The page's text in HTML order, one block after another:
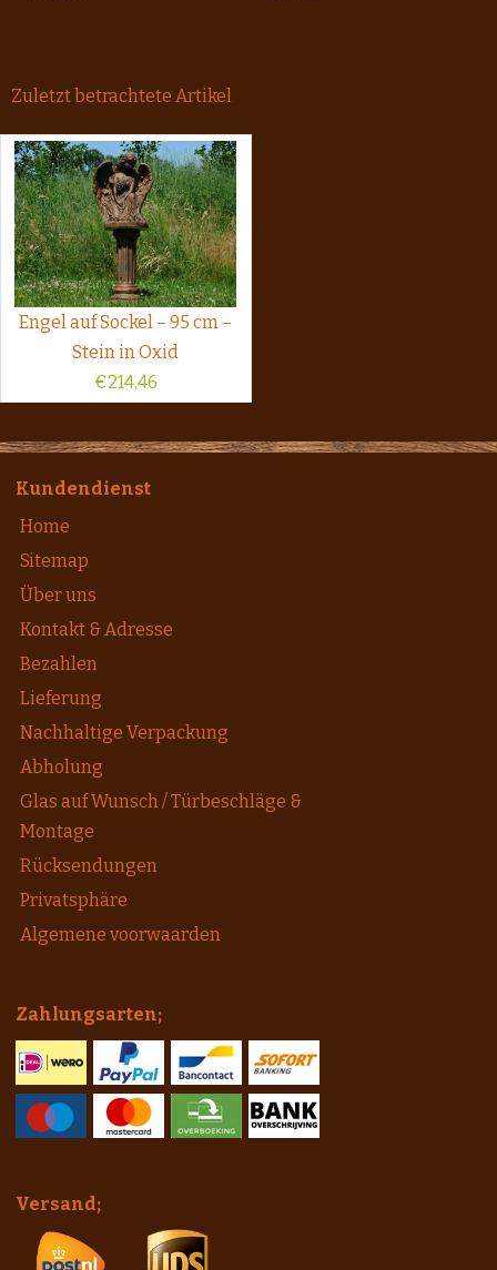
Zuletzt betrachtete Artikel
Engel auf Sockel – 95 cm –
Stein in Oxid
€214,46
Kundendienst
Home
Sitemap
Über uns
Kontakt & Adresse
Bezahlen
Lieferung
Nachhaltige Verpackung
Abholung
Glas auf Wunsch / Türbeschläge &
Montage
Rücksendungen
Privatsphäre
Algemene voorwaarden
Zahlungsarten;
Versand;